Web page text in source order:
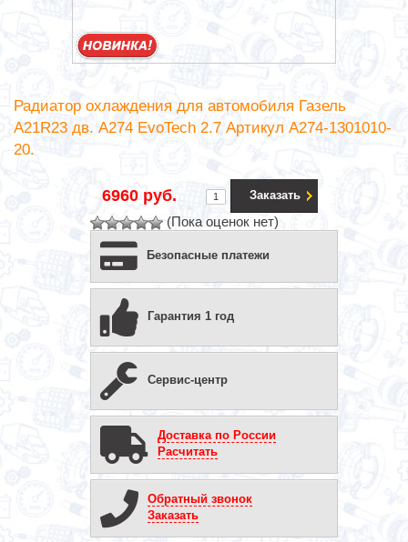
Радиатор охлаждения для автомобиля Газель
А21R23 дв. А274 EvoTech 2.7 Артикул A274-1301010-
20.
6960 руб. Заказать
(Пока оценок нет)
Безопасные платежи
Гарантия 1 год
Сервис-центр
Доставка по России
Расчитать
Обратный звонок
Заказать